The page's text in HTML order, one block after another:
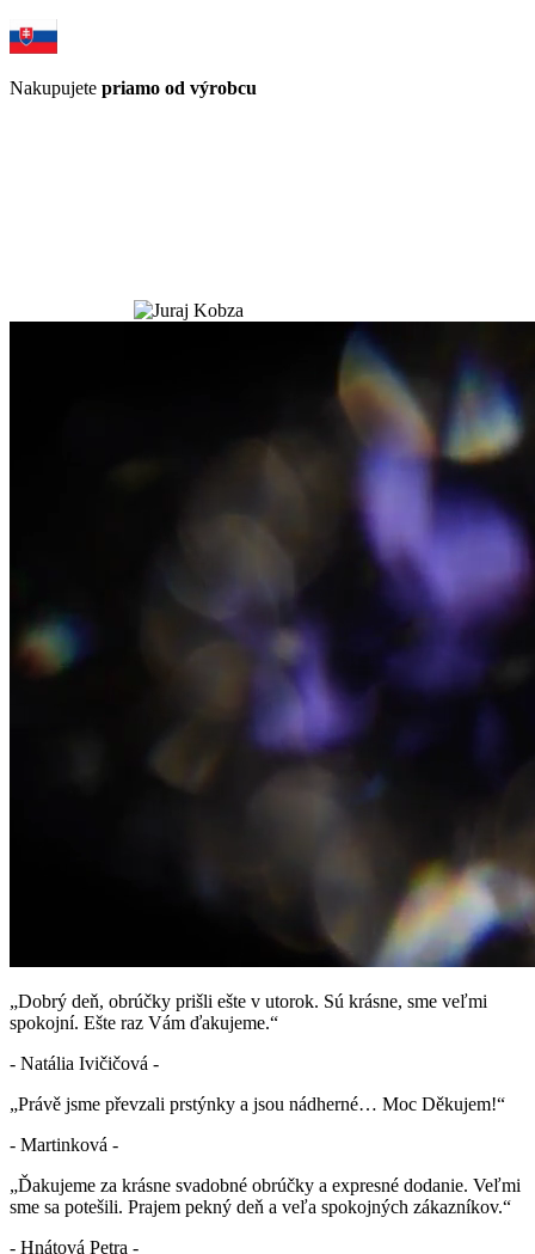
Nakupujete priamo od výrobcu
„Dobrý deň, obrúčky prišli ešte v utorok. Sú krásne, sme veľmi
spokojní. Ešte raz Vám ďakujeme.“
- Natália Ivičičová -
„Právě jsme převzali prstýnky a jsou nádherné… Moc Děkujem!“
- Martinková -
„Ďakujeme za krásne svadobné obrúčky a expresné dodanie. Veľmi
sme sa potešili. Prajem pekný deň a veľa spokojných zákazníkov.“
- Hnátová Petra -